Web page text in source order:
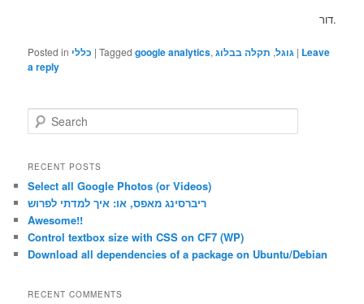
דור.
Posted in כללי |Tagged google analytics, גוגל, תקלה בבלוג | Leave
a reply
e
r
h
RECENT POSTS
Select all Google Photos (or Videos)
ריברסינג מאפס, או: איך למדתי לפרוש
Awesome!!
Control textbox size with CSS on CF7 (WP)
Download all dependencies of a package on Ubuntu/Debian
RECENT COMMENTS